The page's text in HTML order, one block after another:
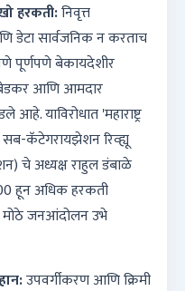
हरकती:निवृत्त
डेटा सार्वजनिक न करताच
पूर्णपणे बेकायदेशीर
आणि आमदार
आहे. याविरोधात 'महाराष्ट्र
कॅटेगरायझेशन रिव्ह्यू
चे अध्यक्ष राहुल डंबाळे
हून अधिक हरकती
मोठे जनआंदोलन उभे
उपवर्गीकरण आणि क्रिमी